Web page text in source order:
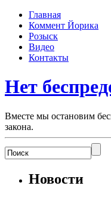
Главная
Коммент Йорика
Розыск
Видео
Контакты
Нет
Вместе мы остановим
закона.
Новости